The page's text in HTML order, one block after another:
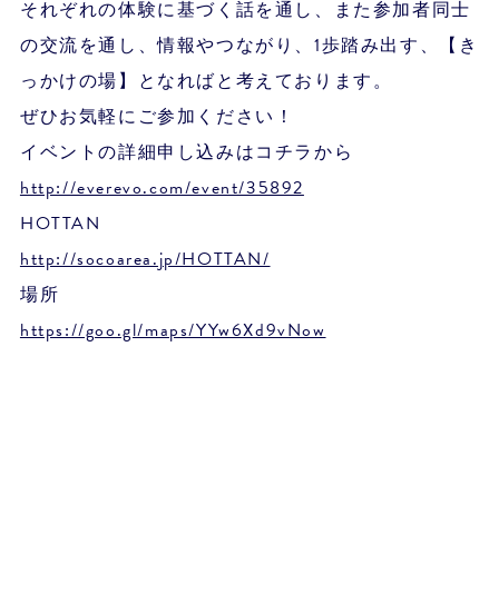
それぞれの体験に基づく話を通し、また参加者同士
の交流を通し、情報やつながり、1歩踏み出す、【き
っかけの場】となればと考えております。
ぜひお気軽にご参加ください！
イベントの詳細申し込みはコチラから
http://everevo.com/event/35892
HOTTAN
http://socoarea.jp/HOTTAN/
場所
https://goo.gl/maps/YYw6Xd9vNow